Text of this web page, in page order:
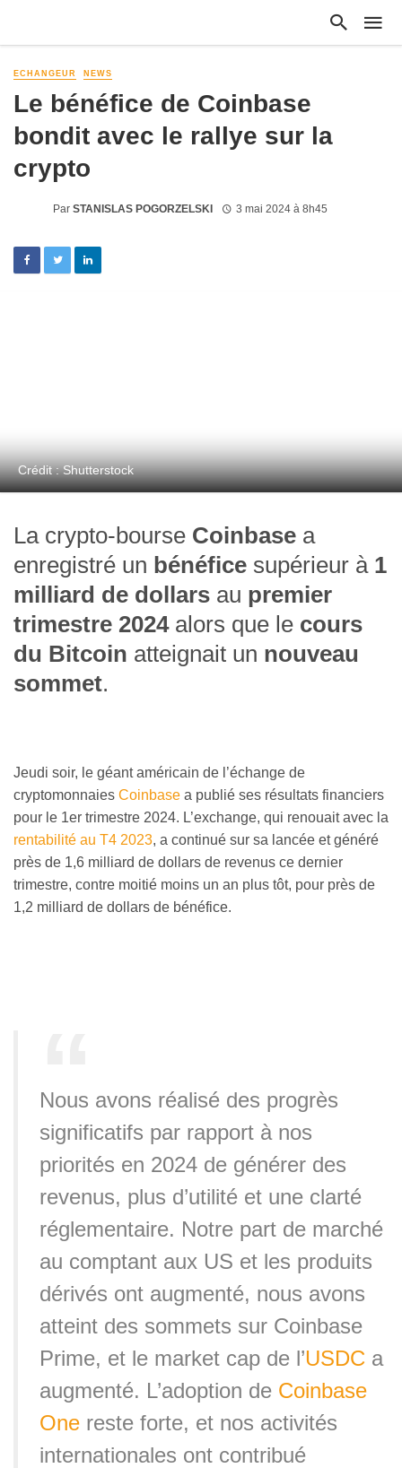
ECHANGEUR NEWS
Le bénéfice de Coinbase
bondit avec le rallye sur la
crypto
Par STANISLAS POGORZELSKI 3 mai 2024 à 8h45
Crédit : Shutterstock
La crypto-bourse Coinbase a
enregistré un bénéfice supérieur à 1
milliard de dollars au premier
trimestre 2024alors que le cours
du Bitcoin atteignait un nouveau
sommet.
Jeudi soir, le géant américain de l’échange de
cryptomonnaies Coinbase a publié ses résultats financiers
pour le 1er trimestre 2024. L’exchange, qui renouait avec la
rentabilité au T4 2023, a continué sur sa lancée et généré
près de 1,6 milliard de dollars de revenus ce dernier
trimestre, contre moitié moins un an plus tôt, pour près de
1,2 milliard de dollars de bénéfice.
Nous avons réalisé des progrès
significatifs par rapport à nos
priorités en 2024 de générer des
revenus, plus d’utilité et une clarté
réglementaire. Notre part de marché
au comptant aux US et les produits
dérivés ont augmenté, nous avons
atteint des sommets sur Coinbase
Prime, et le market cap de l’USDC a
augmenté. L’adoption de Coinbase
One reste forte, et nos activités
internationales ont contribué